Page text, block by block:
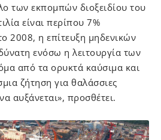
των εκπομπών διοξειδίου του
είναι περίπου 7%
2008, η επίτευξη μηδενικών
ενόσω η λειτουργία των
από τα ορυκτά καύσιμα και
ζήτηση για θαλάσσιες
αυξάνεται», προσθέτει.